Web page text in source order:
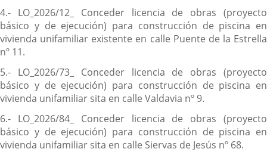
4.- LO_2026/12_ Conceder licencia de obras (proyecto
básico y de ejecución) para construcción de piscina en
vivienda unifamiliar existente en calle Puente de la Estrella
nº 11.
5.- LO_2026/73_ Conceder licencia de obras (proyecto
básico y de ejecución) para construcción de piscina en
vivienda unifamiliar sita en calle Valdavia nº 9.
6.- LO_2026/84_ Conceder licencia de obras (proyecto
básico y de ejecución) para construcción de piscina en
vivienda unifamiliar sita en calle Siervas de Jesús nº 68.